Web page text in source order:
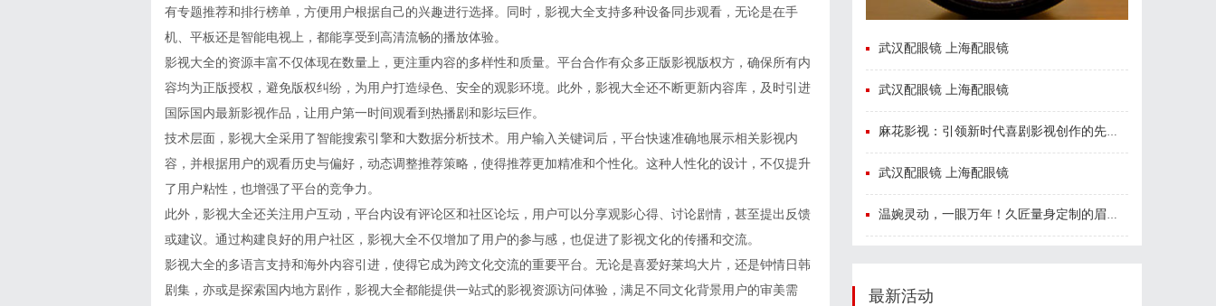
有专题推荐和排行榜单，方便用户根据自己的兴趣进行选择。同时，影视大全支持多种设备同步观看，无论是在手
机、平板还是智能电视上，都能享受到高清流畅的播放体验。
影视大全的资源丰富不仅体现在数量上，更注重内容的多样性和质量。平台合作有众多正版影视版权方，确保所有内
容均为正版授权，避免版权纠纷，为用户打造绿色、安全的观影环境。此外，影视大全还不断更新内容库，及时引进
国际国内最新影视作品，让用户第一时间观看到热播剧和影坛巨作。
技术层面，影视大全采用了智能搜索引擎和大数据分析技术。用户输入关键词后，平台快速准确地展示相关影视内
容，并根据用户的观看历史与偏好，动态调整推荐策略，使得推荐更加精准和个性化。这种人性化的设计，不仅提升
了用户粘性，也增强了平台的竞争力。
此外，影视大全还关注用户互动，平台内设有评论区和社区论坛，用户可以分享观影心得、讨论剧情，甚至提出反馈
或建议。通过构建良好的用户社区，影视大全不仅增加了用户的参与感，也促进了影视文化的传播和交流。
影视大全的多语言支持和海外内容引进，使得它成为跨文化交流的重要平台。无论是喜爱好莱坞大片，还是钟情日韩
剧集，亦或是探索国内地方剧作，影视大全都能提供一站式的影视资源访问体验，满足不同文化背景用户的审美需
武汉配眼镜 上海配眼镜
武汉配眼镜 上海配眼镜
麻花影视：引领新时代喜剧影视创作的先锋力量
武汉配眼镜 上海配眼镜
温婉灵动，一眼万年！久匠量身定制的眉眼唇，才是你整张脸的点睛之笔！淡颜系女生的气质加分项
最新活动